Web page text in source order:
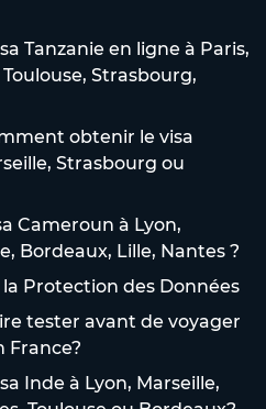
Tanzanie en ligne à Paris,
Strasbourg,
obtenir le visa
Strasbourg ou
Cameroun à Lyon,
Bordeaux, Lille, Nantes ?
Protection des Données
tester avant de voyager
France?
Inde à Lyon, Marseille,